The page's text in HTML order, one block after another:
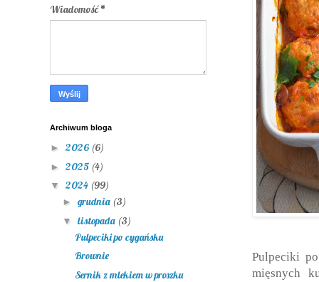
Pulpeciki
mięsnych
Wiadomość*
Archiwum bloga
► 2026 (6)
► 2025 (4)
▼ 2024 (99)
► grudnia (3)
▼ listopada (3)
Pulpeciki po cygańsku
Brownie
Sernik z mlekiem w proszku